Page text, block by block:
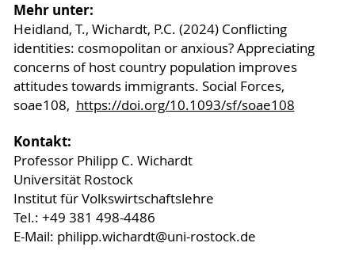
Mehr unter:
Heidland, T., Wichardt, P.C. (2024) Conflicting
identities: cosmopolitan or anxious? Appreciating
concerns of host country population improves
attitudes towards immigrants. Social Forces,
soae108, https://doi.org/10.1093/sf/soae108
Kontakt:
Professor Philipp C. Wichardt
Universität Rostock
Institut für Volkswirtschaftslehre
Tel.: +49 381 498-4486
E-Mail: philipp.wichardt@uni-rostock.de